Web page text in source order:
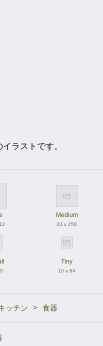
ラストです。
Medium
43 x 256
Tiny
10 x 64
ッチン > 食器